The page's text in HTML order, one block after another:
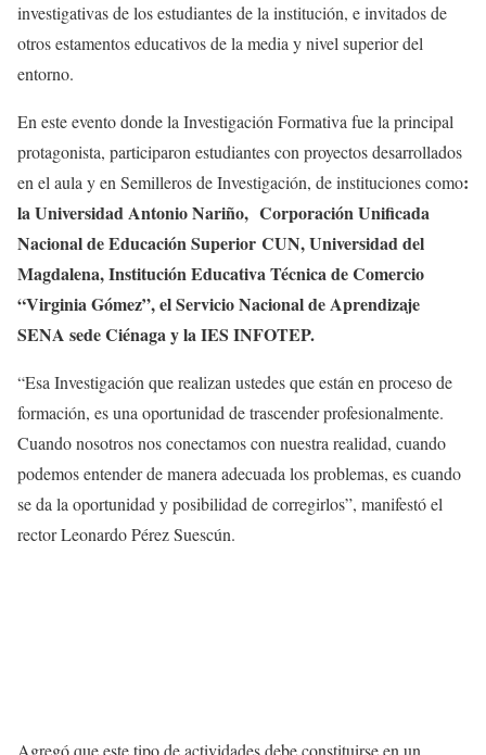
investigativas de los estudiantes de la institución, e invitados de
otros estamentos educativos de la media y nivel superior del
entorno.
En este evento donde la Investigación Formativa fue la principal
protagonista, participaron estudiantes con proyectos desarrollados
en el aula y en Semilleros de Investigación, de instituciones como:
la Universidad Antonio Nariño, Corporación Unificada
Nacional de Educación Superior CUN, Universidad del
Magdalena, Institución Educativa Técnica de Comercio
“Virginia Gómez”, el Servicio Nacional de Aprendizaje
SENA sede Ciénaga y la IES INFOTEP.
“Esa Investigación que realizan ustedes que están en proceso de
formación, es una oportunidad de trascender profesionalmente.
Cuando nosotros nos conectamos con nuestra realidad, cuando
podemos entender de manera adecuada los problemas, es cuando
se da la oportunidad y posibilidad de corregirlos”, manifestó el
rector Leonardo Pérez Suescún.
Agregó que este tipo de actividades debe constituirse en un